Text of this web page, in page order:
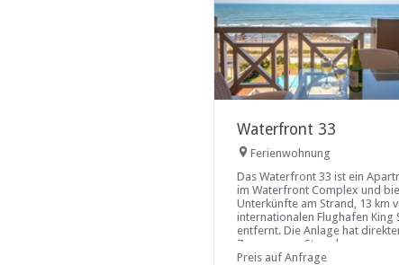
Waterfront 33
Ferienwohnung
Das Waterfront 33 ist ein
im Waterfront Complex und
Unterkünfte am Strand, 13 km
internationalen Flughafen King
entfernt. Die Anlage hat
Zugang zum Strand.
Preis auf Anfrage